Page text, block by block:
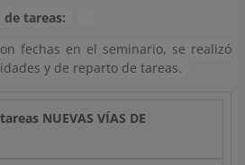
tareas:
fechas en el seminario, se realizó
y de reparto de tareas.
NUEVAS VÍAS DE